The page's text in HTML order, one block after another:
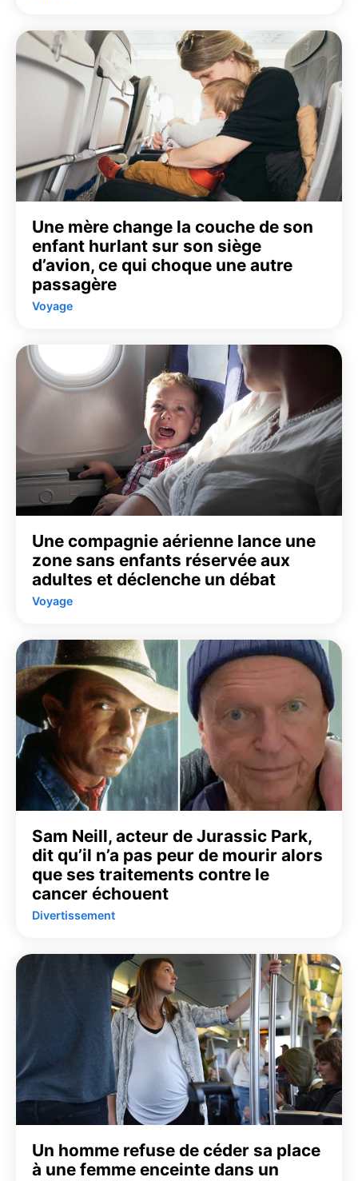
Une mère change la couche de son
enfant hurlant sur son siège
d’avion, ce qui choque une autre
passagère
Voyage
Une compagnie aérienne lance une
zone sans enfants réservée aux
adultes et déclenche un débat
Voyage
Sam Neill, acteur de Jurassic Park,
dit qu’il n’a pas peur de mourir alors
que ses traitements contre le
cancer échouent
Divertissement
Un homme refuse de céder sa place
à une femme enceinte dans un